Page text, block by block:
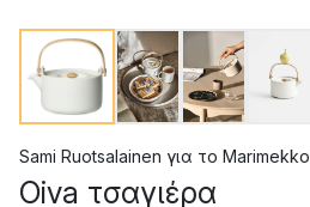
Sami Ruotsalainen για το Marimekko
Oiva τσαγιέρα